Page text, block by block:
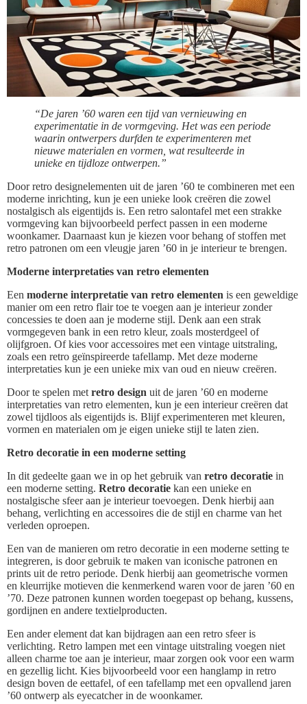
“De jaren ’60 waren een tijd van vernieuwing en
experimentatie in de vormgeving. Het was een periode
waarin ontwerpers durfden te experimenteren met
nieuwe materialen en vormen, wat resulteerde in
unieke en tijdloze ontwerpen.”
Door retro designelementen uit de jaren ’60 te combineren met een
moderne inrichting, kun je een unieke look creëren die zowel
nostalgisch als eigentijds is. Een retro salontafel met een strakke
vormgeving kan bijvoorbeeld perfect passen in een moderne
woonkamer. Daarnaast kun je kiezen voor behang of stoffen met
retro patronen om een vleugje jaren ’60 in je interieur te brengen.
Moderne interpretaties van retro elementen
Een moderne interpretatie van retro elementen is een geweldige
manier om een retro flair toe te voegen aan je interieur zonder
concessies te doen aan je moderne stijl. Denk aan een strak
vormgegeven bank in een retro kleur, zoals mosterdgeel of
olijfgroen. Of kies voor accessoires met een vintage uitstraling,
zoals een retro geïnspireerde tafellamp. Met deze moderne
interpretaties kun je een unieke mix van oud en nieuw creëren.
Door te spelen met retro design uit de jaren ’60 en moderne
interpretaties van retro elementen, kun je een interieur creëren dat
zowel tijdloos als eigentijds is. Blijf experimenteren met kleuren,
vormen en materialen om je eigen unieke stijl te laten zien.
Retro decoratie in een moderne setting
In dit gedeelte gaan we in op het gebruik van retro decoratie in
een moderne setting. Retro decoratie kan een unieke en
nostalgische sfeer aan je interieur toevoegen. Denk hierbij aan
behang, verlichting en accessoires die de stijl en charme van het
verleden oproepen.
Een van de manieren om retro decoratie in een moderne setting te
integreren, is door gebruik te maken van iconische patronen en
prints uit de retro periode. Denk hierbij aan geometrische vormen
en kleurrijke motieven die kenmerkend waren voor de jaren ’60 en
’70. Deze patronen kunnen worden toegepast op behang, kussens,
gordijnen en andere textielproducten.
Een ander element dat kan bijdragen aan een retro sfeer is
verlichting. Retro lampen met een vintage uitstraling voegen niet
alleen charme toe aan je interieur, maar zorgen ook voor een warm
en gezellig licht. Kies bijvoorbeeld voor een hanglamp in retro
design boven de eettafel, of een tafellamp met een opvallend jaren
’60 ontwerp als eyecatcher in de woonkamer.